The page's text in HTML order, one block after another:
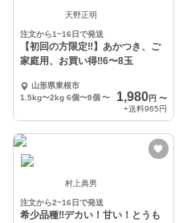
天野正明
注文から1~16日で発送
【初回の方限定‼︎】あかつき、ご
家庭用、お買い得‼︎6〜8玉
山形県東根市
1.5kg〜2kg 6個〜8個 〜 1,980円 〜
+送料965円
村上典男
注文から2~16日で発送
希少品種‼️デカい！甘い！とうも